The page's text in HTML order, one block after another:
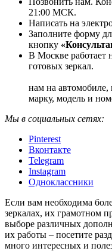
21:00 МСК.
Написать на
Заполните форму
кнопку
В Москве работает
нам на автомобиле,
марку, модель и
Мы в социальных сетях:
Pinterest
Вконтакте
Telegram
Instagram
Одноклассники
Если вам необходима
зеркалах, их грамотном
выборе различных
их работы – посетите
много интересных и